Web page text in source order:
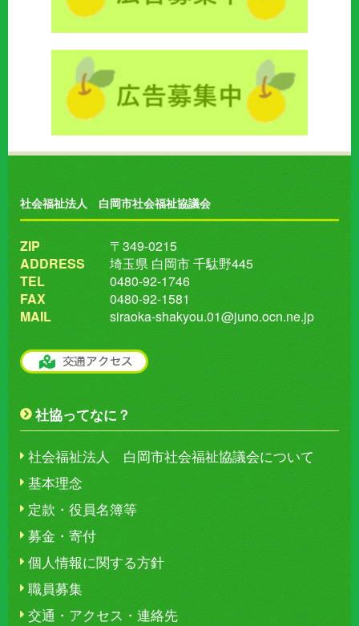
社会福祉法人 白岡市社会福祉協議会
ZIP
〒349-0215
ADDRESS
埼玉県 白岡市 千駄野445
TEL
0480-92-1746
FAX
0480-92-1581
MAIL
siraoka-shakyou.01@juno.ocn.ne.jp
社協ってなに？
社会福祉法人 白岡市社会福祉協議会について
基本理念
定款・役員名簿等
募金・寄付
個人情報に関する方針
職員募集
交通・アクセス・連絡先